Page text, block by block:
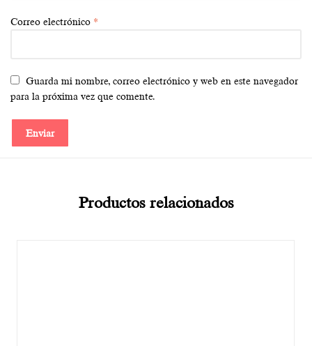
Correo electrónico *
Guarda mi nombre, correo electrónico y web en este navegador
para la próxima vez que comente.
Productos relacionados